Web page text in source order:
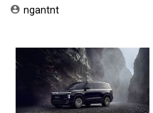
tối ưu chi phí mua xe
ngantnt